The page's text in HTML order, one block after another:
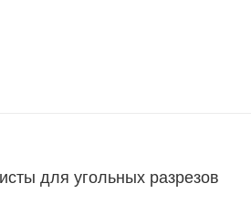
для угольных разрезов